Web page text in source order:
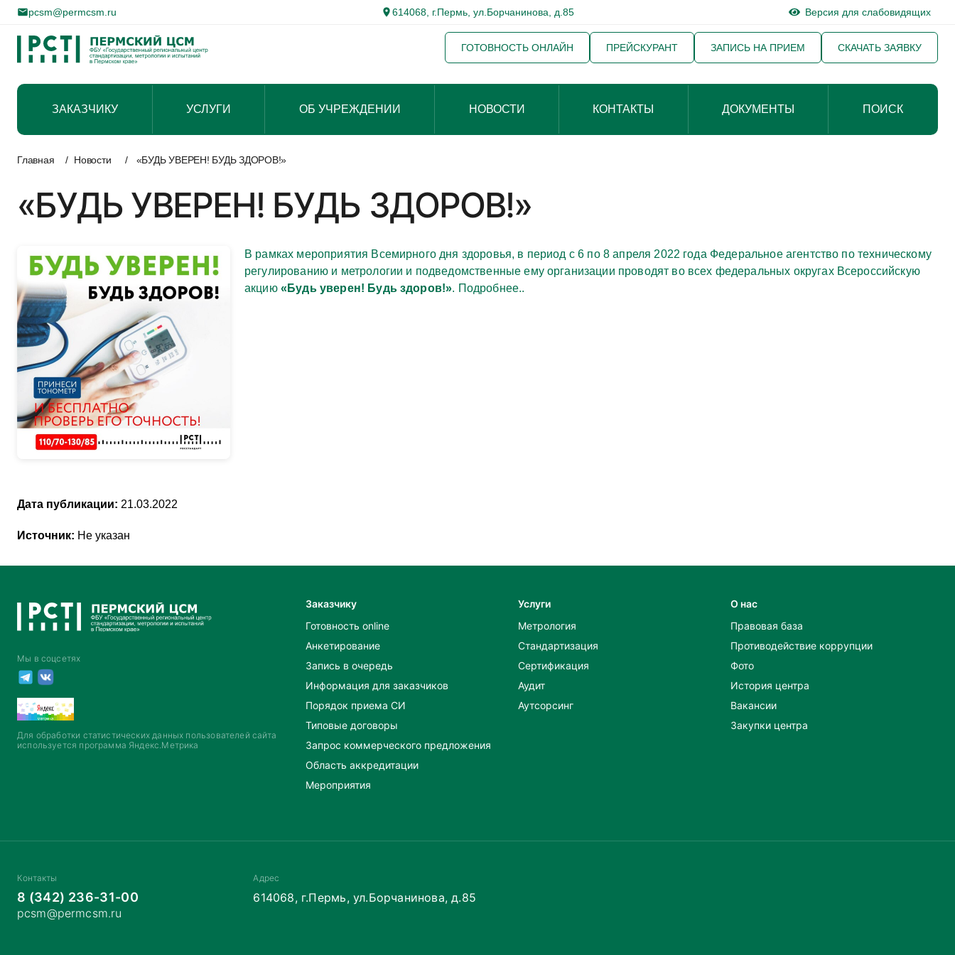
pcsm@permcsm.ru 614068, г.Пермь, ул.Борчанинова, д.85 Версия для слабовидящих
ГОТОВНОСТЬ ОНЛАЙН ПРЕЙСКУРАНТ ЗАПИСЬ НА ПРИЕМ СКАЧАТЬ ЗАЯВКУ
ЗАКАЗЧИКУ УСЛУГИ ОБ УЧРЕЖДЕНИИ НОВОСТИ КОНТАКТЫ ДОКУМЕНТЫ ПОИСК
Главная / Новости / «БУДЬ УВЕРЕН! БУДЬ ЗДОРОВ!»
«БУДЬ УВЕРЕН! БУДЬ ЗДОРОВ!»
В рамках мероприятия Всемирного дня здоровья, в период с 6 по 8 апреля 2022 года Федеральное агентство по техническому
регулированию и метрологии и подведомственные ему организации проводят во всех федеральных округах Всероссийскую
акцию «Будь уверен! Будь здоров!». Подробнее..
Дата публикации: 21.03.2022
Источник: Не указан
Мы в соцсетях
Для обработки статистических данных пользователей сайта
используется программа Яндекс.Метрика
Заказчику
Готовность online
Анкетирование
Запись в очередь
Информация для заказчиков
Порядок приема СИ
Типовые договоры
Запрос коммерческого предложения
Область аккредитации
Мероприятия
Услуги
Метрология
Стандартизация
Сертификация
Аудит
Аутсорсинг
О нас
Правовая база
Противодействие коррупции
Фото
История центра
Вакансии
Закупки центра
Контакты
8 (342) 236-31-00
pcsm@permcsm.ru
Адрес
614068, г.Пермь, ул.Борчанинова, д.85